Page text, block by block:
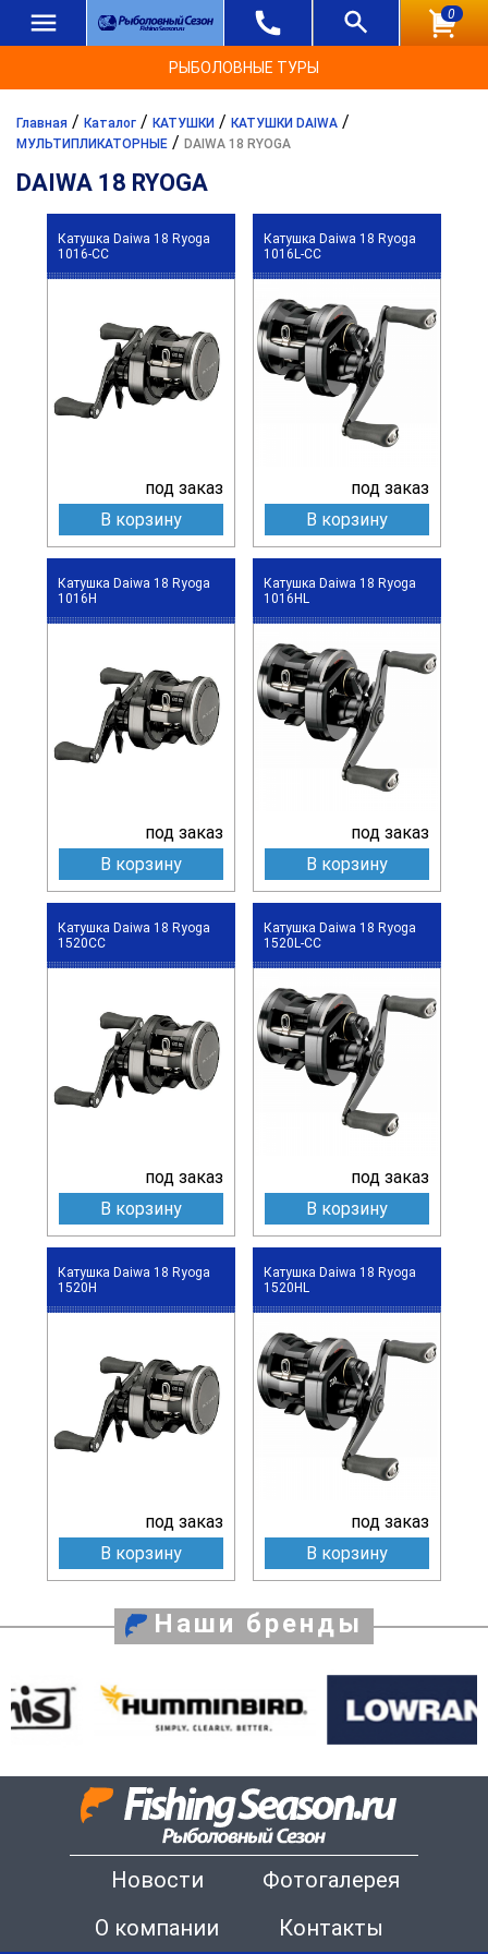
0
РЫБОЛОВНЫЕ ТУРЫ
Главная / Каталог / КАТУШКИ / КАТУШКИ DAIWA /
МУЛЬТИПЛИКАТОРНЫЕ / DAIWA 18 RYOGA
DAIWA 18 RYOGA
Катушка Daiwa 18 Ryoga
1016-CC
под заказ
В корзину
Катушка Daiwa 18 Ryoga
1016L-CC
под заказ
В корзину
Катушка Daiwa 18 Ryoga
1016H
под заказ
В корзину
Катушка Daiwa 18 Ryoga
1016HL
под заказ
В корзину
Катушка Daiwa 18 Ryoga
1520CC
под заказ
В корзину
Катушка Daiwa 18 Ryoga
1520L-CC
под заказ
В корзину
Катушка Daiwa 18 Ryoga
1520H
под заказ
В корзину
Катушка Daiwa 18 Ryoga
1520HL
под заказ
В корзину
Наши бренды
Новости
Фотогалерея
О компании
Контакты